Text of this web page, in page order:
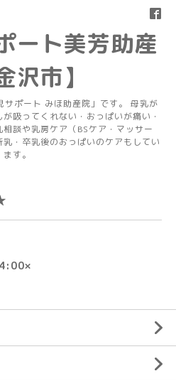
ート美芳助産
沢市】
ポート みほ助産院」です。 母乳が
吸ってくれない・おっぱいが痛い・
談や乳房ケア（BSケア・マッサー
・卒乳後のおっぱいのケアもしてい
ます。